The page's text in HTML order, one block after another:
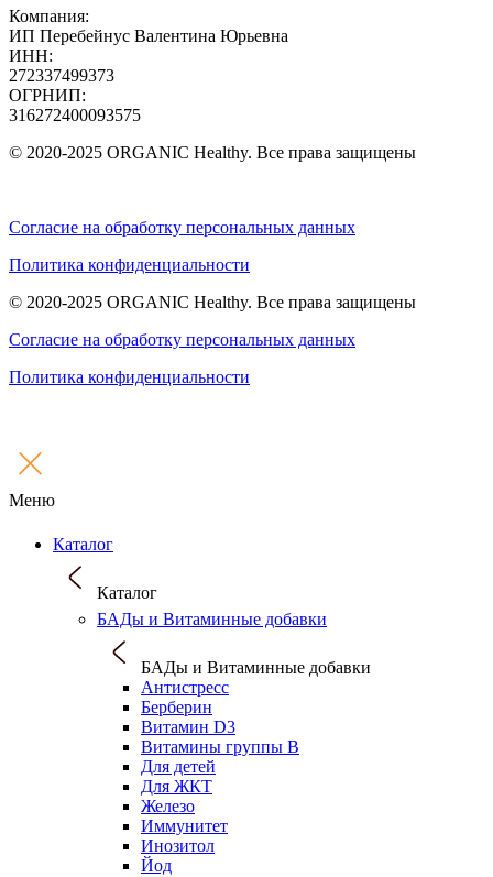
Компания:
ИП Перебейнус Валентина Юрьевна
ИНН:
272337499373
ОГРНИП:
316272400093575
© 2020-2025 ORGANIC Healthy. Все права защищены
Согласие на обработку персональных данных
Политика конфиденциальности
© 2020-2025 ORGANIC Healthy. Все права защищены
Согласие на обработку персональных данных
Политика конфиденциальности
Меню
Каталог
Каталог
БАДы и Витаминные добавки
БАДы и Витаминные добавки
Антистресс
Берберин
Витамин D3
Витамины группы B
Для детей
Для ЖКТ
Железо
Иммунитет
Инозитол
Йод